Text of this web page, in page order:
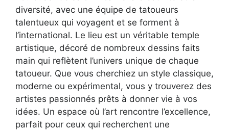
diversité, avec une équipe de tatoueurs
talentueux qui voyagent et se forment à
l’international. Le lieu est un véritable temple
artistique, décoré de nombreux dessins faits
main qui reflètent l’univers unique de chaque
tatoueur. Que vous cherchiez un style classique,
moderne ou expérimental, vous y trouverez des
artistes passionnés prêts à donner vie à vos
idées. Un espace où l’art rencontre l’excellence,
parfait pour ceux qui recherchent une